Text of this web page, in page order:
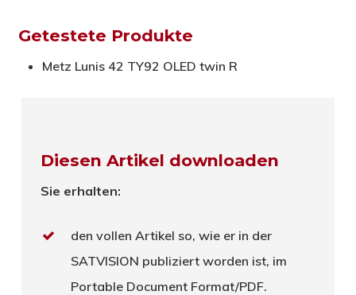
Getestete Produkte
Metz Lunis 42 TY92 OLED twin R
Diesen Artikel downloaden
Sie erhalten:
den vollen Artikel so, wie er in der
SATVISION publiziert worden ist, im
Portable Document Format/PDF.